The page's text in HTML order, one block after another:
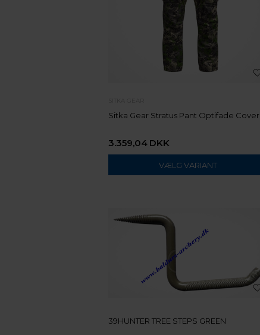
Sitka Gear Stratus Pant Optifade Cover
3.359,04 DKK
VÆLG VARIANT
39HUNTER TREE STEPS GREEN